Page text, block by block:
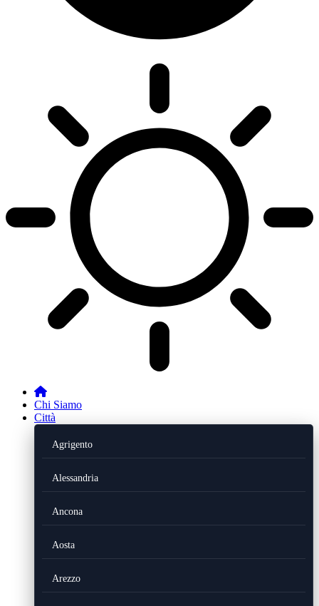
Chi Siamo
Città
Agrigento
Alessandria
Ancona
Aosta
Arezzo